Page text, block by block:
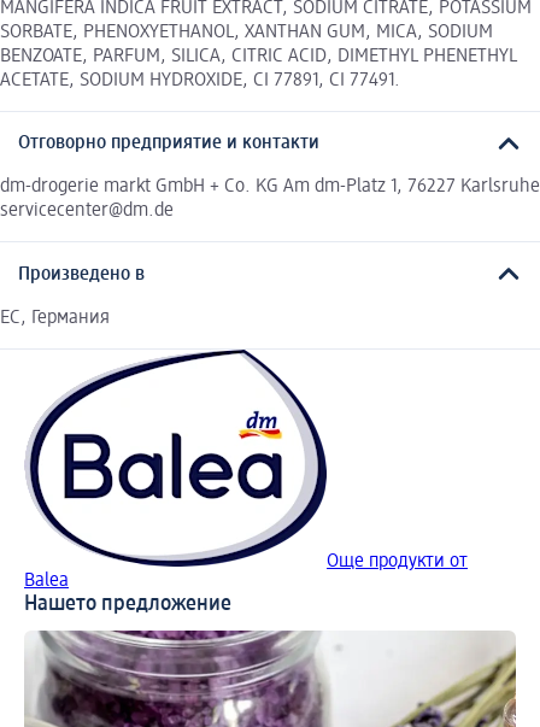
MANGIFERA INDICA FRUIT EXTRACT, SODIUM CITRATE, POTASSIUM
SORBATE, PHENOXYETHANOL, XANTHAN GUM, MICA, SODIUM
BENZOATE, PARFUM, SILICA, CITRIC ACID, DIMETHYL PHENETHYL
ACETATE, SODIUM HYDROXIDE, CI 77891, CI 77491.
Отговорно предприятие и контакти
dm-drogerie markt GmbH + Co. KG Am dm-Platz 1, 76227 Karlsruhe
servicecenter@dm.de
Произведено в
EC, Германия
Още продукти от
Balea
Нашето предложение